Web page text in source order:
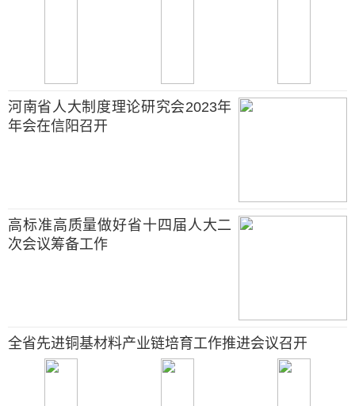
河南省人大制度理论研究会2023年
年会在信阳召开
高标准高质量做好省十四届人大二
次会议筹备工作
全省先进铜基材料产业链培育工作推进会议召开